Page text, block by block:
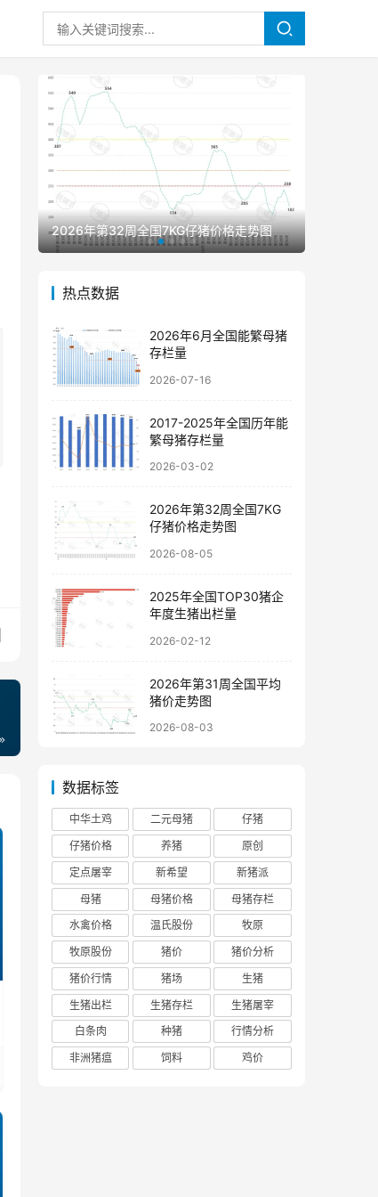
2026年第32周全国7KG仔猪价格走势图
热点数据
2026年6月全国能繁母猪
存栏量
2026-07-16
2017-2025年全国历年能
繁母猪存栏量
2026-03-02
2026年第32周全国7KG
仔猪价格走势图
2026-08-05
2025年全国TOP30猪企
年度生猪出栏量
2026-02-12
2026年第31周全国平均
猪价走势图
2026-08-03
数据标签
中华土鸡 二元母猪
仔猪
仔猪价格
养猪
原创
定点屠宰
新希望
新猪派
母猪
母猪价格
母猪存栏
水禽价格
温氏股份
牧原
牧原股份
猪价
猪价分析
猪价行情
猪场
生猪
生猪出栏
生猪存栏
生猪屠宰
白条肉
种猪
行情分析
非洲猪瘟
饲料 鸡价